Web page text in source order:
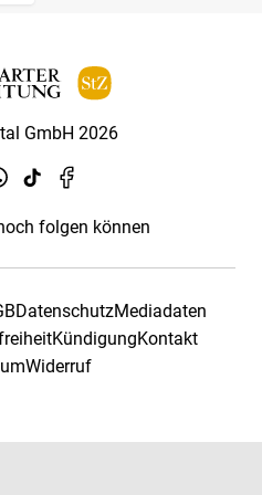
GmbH 2026
folgen können
DatenschutzMediadaten
KündigungKontakt
Widerruf